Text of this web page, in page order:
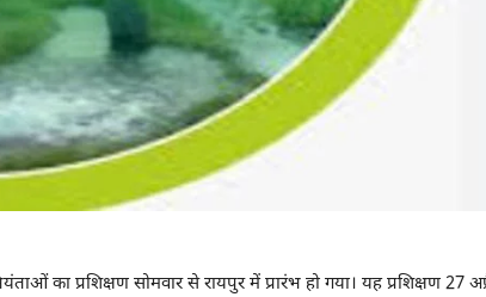
प्रशिक्षण सोमवार से रायपुर में प्रारंभ हो गया। यह प्रशिक्षण 27